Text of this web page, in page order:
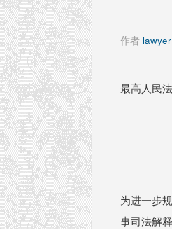
作者
最高人民
为进一步
事司法解